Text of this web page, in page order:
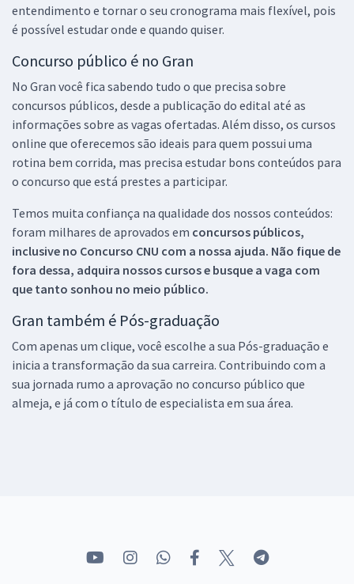
entendimento e tornar o seu cronograma mais flexível, pois
é possível estudar onde e quando quiser.
Concurso público é no Gran
No Gran você fica sabendo tudo o que precisa sobre
concursos públicos, desde a publicação do edital até as
informações sobre as vagas ofertadas. Além disso, os cursos
online que oferecemos são ideais para quem possui uma
rotina bem corrida, mas precisa estudar bons conteúdos para
o concurso que está prestes a participar.
Temos muita confiança na qualidade dos nossos conteúdos:
foram milhares de aprovados em concursos públicos,
inclusive no Concurso CNU com a nossa ajuda. Não fique de
fora dessa, adquira nossos cursos e busque a vaga com
que tanto sonhou no meio público.
Gran também é Pós-graduação
Com apenas um clique, você escolhe a sua Pós-graduação e
inicia a transformação da sua carreira. Contribuindo com a
sua jornada rumo a aprovação no concurso público que
almeja, e já com o título de especialista em sua área.